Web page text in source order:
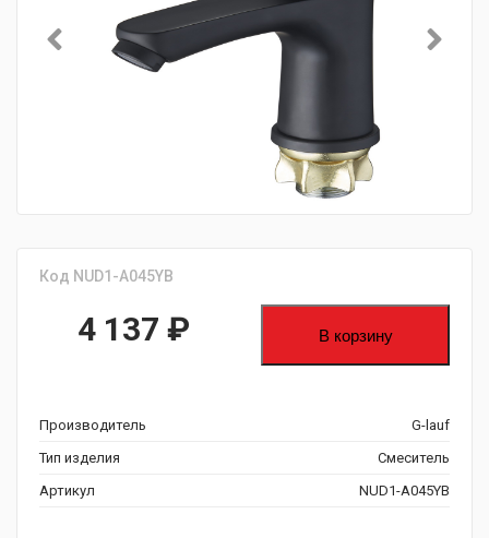
Код NUD1-A045YB
4 137 ₽ В корзину
Производитель
G-lauf
Тип изделия
Смеситель
Артикул
NUD1-A045YB